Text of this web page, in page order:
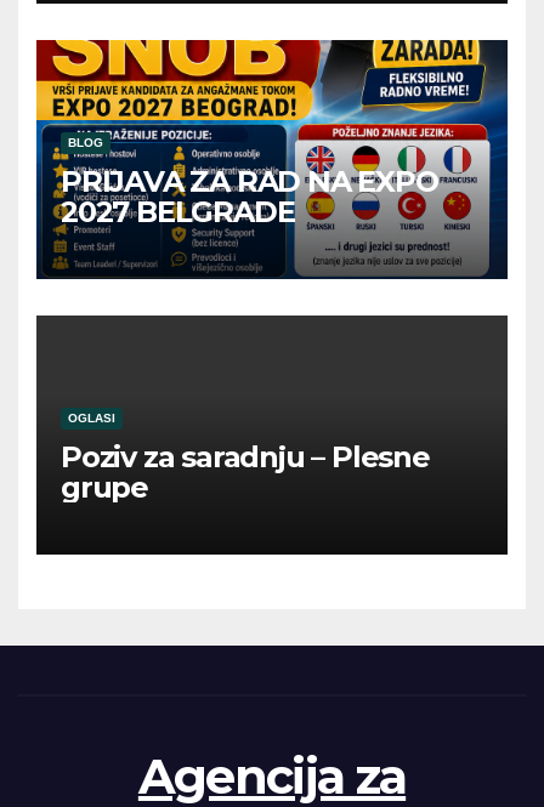
BLOG
PRIJAVA ZA RAD NA EXPO
2027 BELGRADE
OGLASI
Poziv za saradnju – Plesne
grupe
Agencija za